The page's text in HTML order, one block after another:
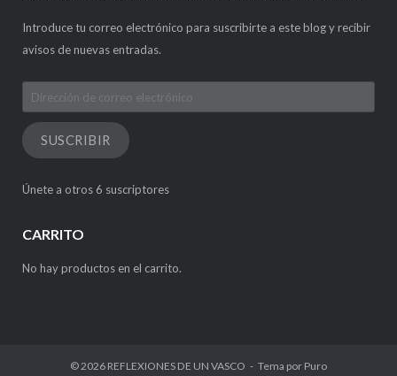
Introduce tu correo electrónico para suscribirte a este blog y recibir
avisos de nuevas entradas.
Dirección
de
correo
electrónico
SUSCRIBIR
Únete a otros 6 suscriptores
CARRITO
No hay productos en el carrito.
© 2026 REFLEXIONES DE UN VASCO Tema por Puro